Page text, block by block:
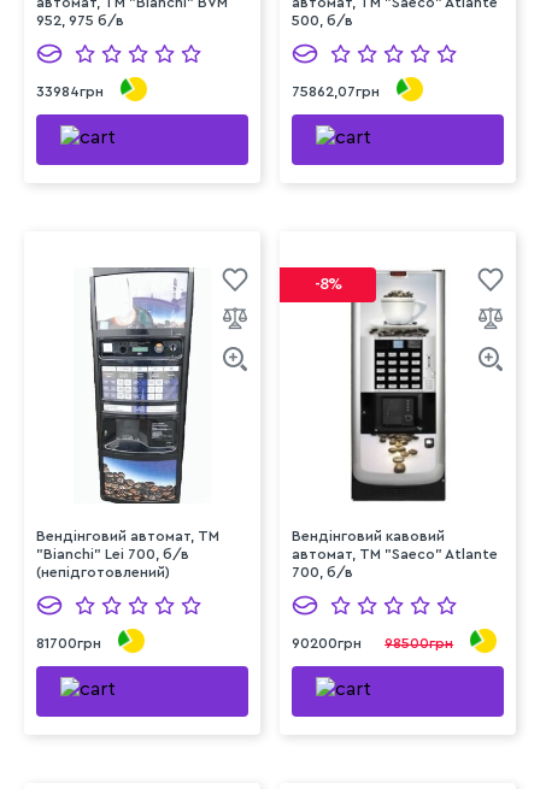
952, 975 б/в
33984грн
500, б/в
75862,07грн
Вендінговий автомат, ТМ
"Bianchi" Lei 700, б/в
(непідготовлений)
81700грн
-8%
Вендінговий кавовий
автомат, ТМ "Saeco" Atlante
700, б/в
90200грн 98500грн